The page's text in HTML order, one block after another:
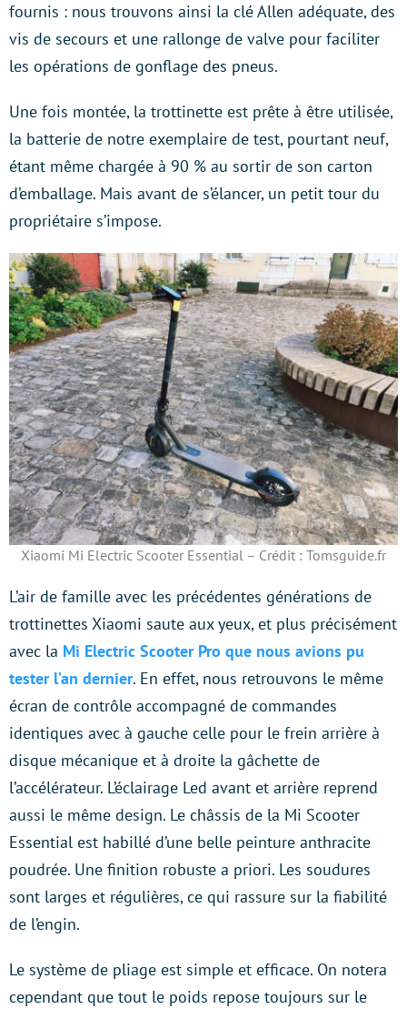
fournis : nous trouvons ainsi la clé Allen adéquate, des
vis de secours et une rallonge de valve pour faciliter
les opérations de gonflage des pneus.
Une fois montée, la trottinette est prête à être utilisée,
la batterie de notre exemplaire de test, pourtant neuf,
étant même chargée à 90 % au sortir de son carton
d’emballage. Mais avant de s’élancer, un petit tour du
propriétaire s’impose.
Xiaomi Mi Electric Scooter Essential – Crédit : Tomsguide.fr
L’air de famille avec les précédentes générations de
trottinettes Xiaomi saute aux yeux, et plus précisément
avec la Mi Electric Scooter Pro que nous avions pu
tester l’an dernier. En effet, nous retrouvons le même
écran de contrôle accompagné de commandes
identiques avec à gauche celle pour le frein arrière à
disque mécanique et à droite la gâchette de
l’accélérateur. L’éclairage Led avant et arrière reprend
aussi le même design. Le châssis de la Mi Scooter
Essential est habillé d’une belle peinture anthracite
poudrée. Une finition robuste a priori. Les soudures
sont larges et régulières, ce qui rassure sur la fiabilité
de l’engin.
Le système de pliage est simple et efficace. On notera
cependant que tout le poids repose toujours sur le